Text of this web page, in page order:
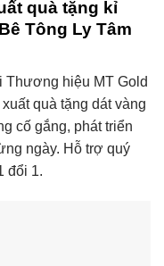
quà tặng kỉ
Tông Ly Tâm
Thương hiệu MT Gold
quà tặng dát vàng
cố gắng, phát triển
ngày. Hỗ trợ quý
đổi 1.